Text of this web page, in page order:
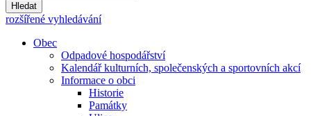
Hledat
rozšířené vyhledávání
Obec
Odpadové hospodářství
Kalendář kulturních, společenských a sportovních akcí
Informace o obci
Historie
Památky